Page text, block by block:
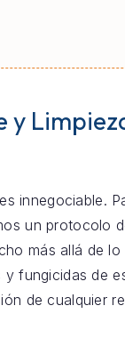
y
innegociable.
un protocolo
más allá de
y fungicidas de
de cualquier